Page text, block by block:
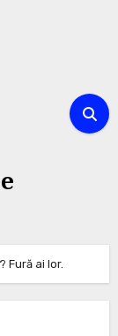
Fură ai lor.